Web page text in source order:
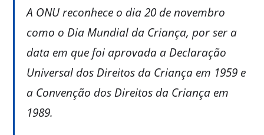
A ONU reconhece o dia 20 de novembro
como o Dia Mundial da Criança, por ser a
data em que foi aprovada a Declaração
Universal dos Direitos da Criança em 1959 e
a Convenção dos Direitos da Criança em
1989.